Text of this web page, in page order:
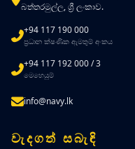
බත්තරමුල්ල, ශ්‍රී ලංකාව.
+94 117 190 000
ප්‍රධාන ක්ෂණික ඇමතුම් අංකය
+94 117 192 000 / 3
මෙහෙයුම්
info@navy.lk
වැදගත් සබැඳි